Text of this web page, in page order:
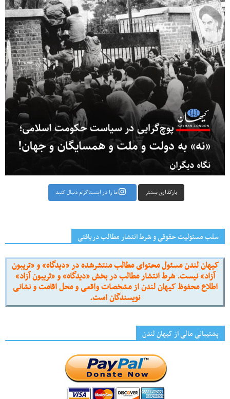
بارگذاری بیشتر ما را در اینستاگرام دنبال کنید
سلب مسئولیت حقوقی و شرط انتشار مطالب دریافتی
کیهان لندن مسئول محتوای مطالب منتشرشده در «دیدگاه» و «تریبون
آزاد» نیست. شرط انتشار مطالب در بخش «دیدگاه» و «تریبون آزاد»
اطلاع محفوظ کیهان لندن از مشخصات واقعی و محل اقامت و نشانی
نویسندگان است.
پشتیبانی مالی از کیهانِ لندن